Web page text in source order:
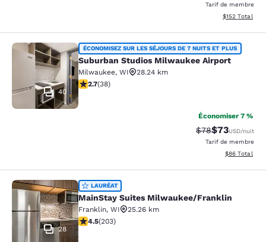
Tarif de membre
Afficher les
$152 Total
Suburban Studios Milwaukee
40
ÉCONOMISEZ SUR LES SÉJOURS DE 7 NUITS ET PLUS
Suburban Studios Milwaukee Airport
Milwaukee, WI
28.24 km
2.66 étoiles. Moyen. 38 commentaires
2.7(38)
Économiser 7 %
Tarif barré :
$78Tarif réduit :
$73USD/nuit
Tarif de membre
Afficher les
$86 Total
MainStay Suites Milwaukee/
28
LAURÉAT
MainStay Suites Milwaukee/Franklin
Franklin, WI
25.26 km
4.46 étoiles. Excellent. 203 commentaires
4.5(203)